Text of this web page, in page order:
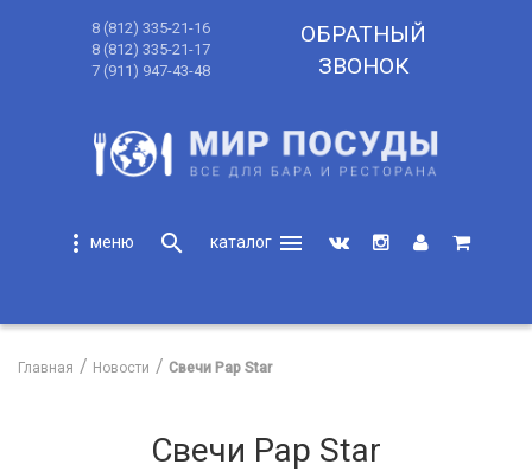
8 (812) 335-21-16
8 (812) 335-21-17
7 (911) 947-43-48
ОБРАТНЫЙ
ЗВОНОК
more_vert search
menu
Главная Новости Свечи Pap Star
Свечи Pap Star